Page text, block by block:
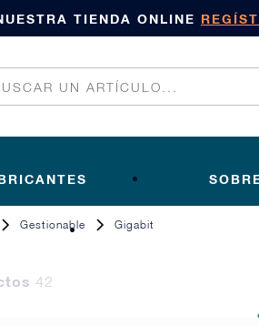
TIENDA ONLINE
Gestionable Gigabit
42